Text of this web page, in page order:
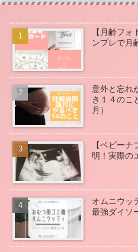
【月齢フ
ンプレで月
意外と忘れ
き１４のこ
月）
【ベビー
明！実際の
オムニウッ
最強ダイソ